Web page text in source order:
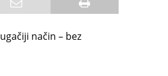
način – bez